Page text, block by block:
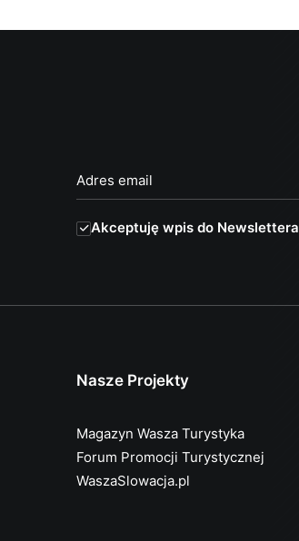
Akceptuję wpis do Newslettera
Nasze Projekty
Magazyn Wasza Turystyka
Forum Promocji Turystycznej
WaszaSlowacja.pl